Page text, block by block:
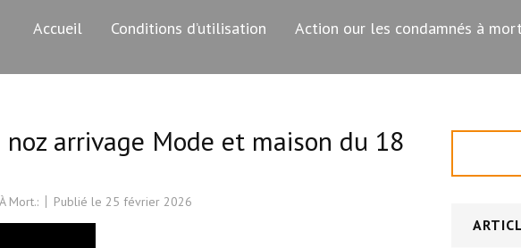
Accueil Conditions d’utilisation Action our les condamnés à
noz arrivage Mode et maison du 18
Mort.: Publié le 25 février 2026